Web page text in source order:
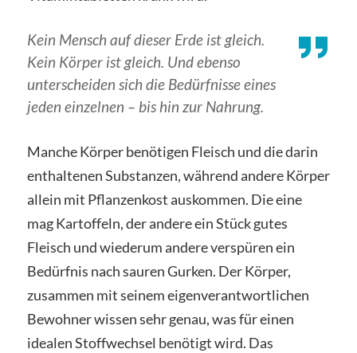
Kein Mensch auf dieser Erde ist gleich.
Kein Körper ist gleich. Und ebenso
unterscheiden sich die Bedürfnisse eines
jeden einzelnen – bis hin zur Nahrung.
Manche Körper benötigen Fleisch und die darin
enthaltenen Substanzen, während andere Körper
allein mit Pflanzenkost auskommen. Die eine
mag Kartoffeln, der andere ein Stück gutes
Fleisch und wiederum andere verspüren ein
Bedürfnis nach sauren Gurken. Der Körper,
zusammen mit seinem eigenverantwortlichen
Bewohner wissen sehr genau, was für einen
idealen Stoffwechsel benötigt wird. Das